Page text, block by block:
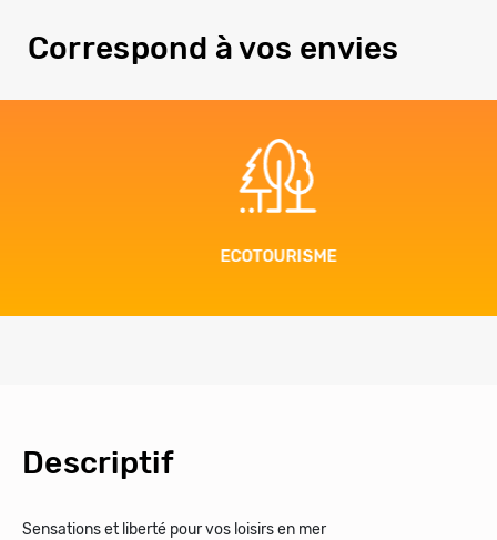
Correspond à vos envies
ECOTOURISME
Descriptif
Sensations et liberté pour vos loisirs en mer